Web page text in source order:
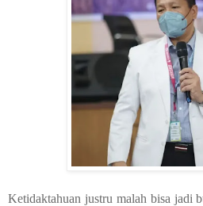
Ketidaktahuan justru malah bisa jadi